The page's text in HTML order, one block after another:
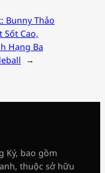
Bunny Thảo
Sốt Cao,
Hạng Ba
→
Ký, bao gồm
thuộc sở hữu